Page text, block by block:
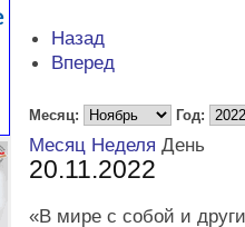
Назад
Вперед
Месяц: Год:
Месяц Неделя День
20.11.2022
«В мире с собой и